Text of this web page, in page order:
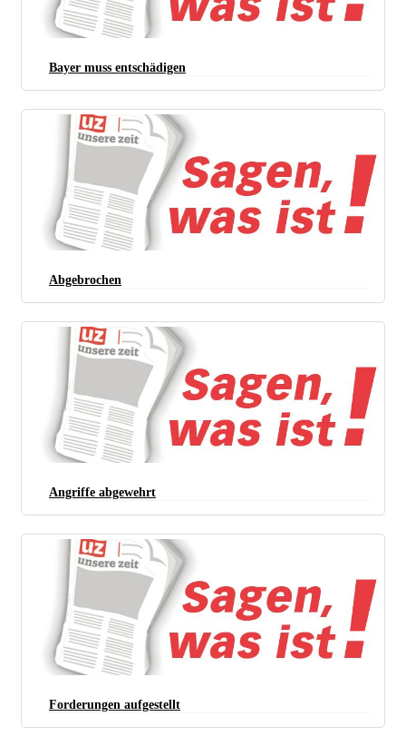
Bayer muss entschädigen
Abgebrochen
Angriffe abgewehrt
Forderungen aufgestellt